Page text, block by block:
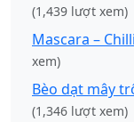
(1,439 lượt xem)
Mascara –
xem)
Bèo dạt mây
(1,346 lượt xem)